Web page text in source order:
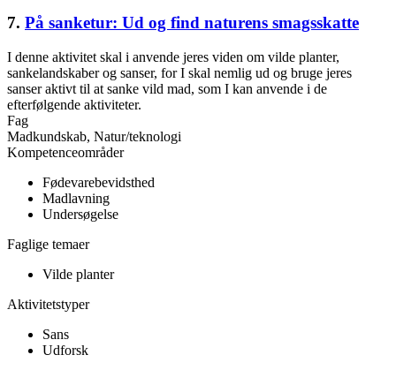
7. På sanketur: Ud og find naturens smagsskatte
I denne aktivitet skal i anvende jeres viden om vilde planter,
sankelandskaber og sanser, for I skal nemlig ud og bruge jeres
sanser aktivt til at sanke vild mad, som I kan anvende i de
efterfølgende aktiviteter.
Fag
Madkundskab, Natur/teknologi
Kompetenceområder
Fødevarebevidsthed
Madlavning
Undersøgelse
Faglige temaer
Vilde planter
Aktivitetstyper
Sans
Udforsk